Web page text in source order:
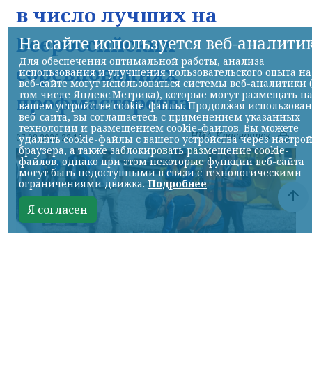
в число лучших на
Всероссийских
соревнованиях
профмастерства
07.08.2026 22:13 НИА-Красноярск
На сайте используется веб-
Для обеспечения оптимальной работы, анализа
использования и улучшения пользовательского опыта на
веб-сайте могут использоваться системы веб-аналитики
том числе Яндекс.Метрика), которые могут размещать на
вашем устройстве cookie-файлы. Продолжая
веб-сайта, вы соглашаетесь с применением указанных
технологий и размещением cookie-файлов. Вы можете
удалить cookie-файлы с вашего устройства через
браузера, а также заблокировать размещение cookie-
файлов, однако при этом некоторые функции веб-сайта
могут быть недоступными в связи с технологическими
ограничениями движка. Подробнее
Я согласен